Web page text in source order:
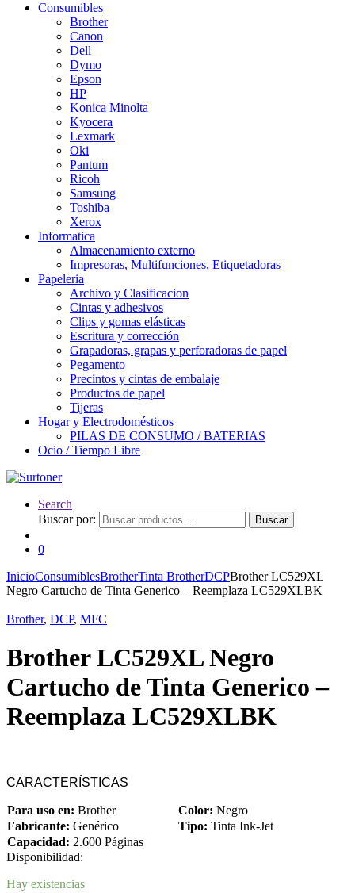
Consumibles
Brother
Canon
Dell
Dymo
Epson
HP
Konica Minolta
Kyocera
Lexmark
Oki
Pantum
Ricoh
Samsung
Toshiba
Xerox
Informatica
Almacenamiento externo
Impresoras, Multifunciones, Etiquetadoras
Papeleria
Archivo y Clasificacion
Cintas y adhesivos
Clips y gomas elásticas
Escritura y corrección
Grapadoras, grapas y perforadoras de papel
Pegamento
Precintos y cintas de embalaje
Productos de papel
Tijeras
Hogar y Electrodomésticos
PILAS DE CONSUMO / BATERIAS
Ocio / Tiempo Libre
Search
Buscar por:
Buscar
0
InicioConsumiblesBrotherTinta BrotherDCPBrother LC529XL
Negro Cartucho de Tinta Generico – Reemplaza LC529XLBK
Brother, DCP, MFC
Brother LC529XL Negro
Cartucho de Tinta Generico –
Reemplaza LC529XLBK
CARACTERÍSTICAS
Para uso en: Brother Color: Negro
Fabricante: Genérico Tipo: Tinta Ink-Jet
Capacidad: 2.600 Páginas
Disponibilidad:
Hay existencias